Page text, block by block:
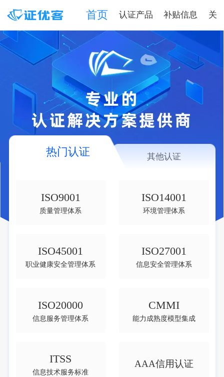
首页 认证产品 补贴信息 关
热门认证 其他认证
ISO9001
质量管理体系
ISO14001
环境管理体系
ISO45001
职业健康安全管理体系
ISO27001
信息安全管理体系
ISO20000
信息服务管理体系
CMMI
能力成熟度模型集成
ITSS
信息技术服务标准
AAA信用认证